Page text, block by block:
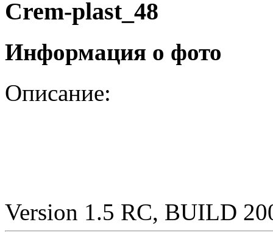
Crem-plast_48
Информация о фото
Описание:
Version 1.5 RC, BUILD